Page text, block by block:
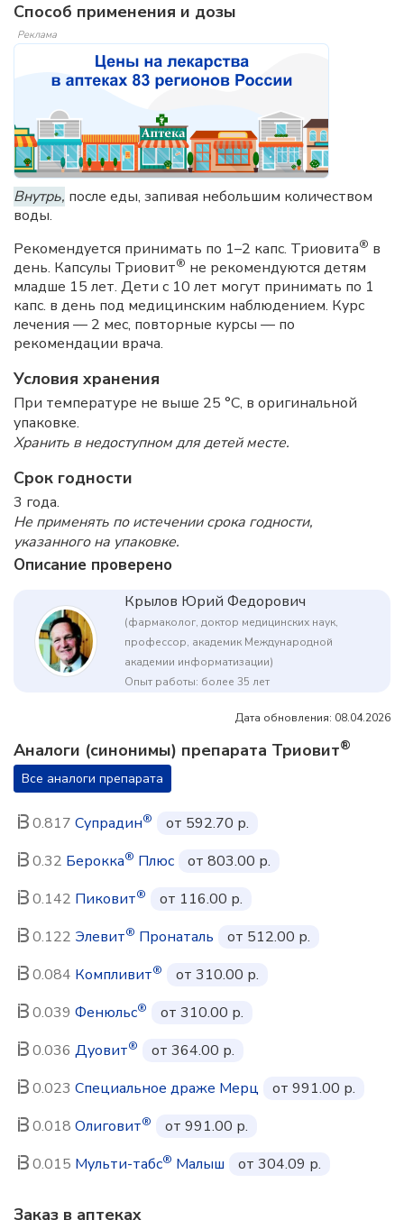
Способ применения и дозы
Реклама
Внутрь, после еды, запивая небольшим количеством
воды.
Рекомендуется принимать по 1–2 капс. Триовита® в
день. Капсулы Триовит® не рекомендуются детям
младше 15 лет. Дети с 10 лет могут принимать по 1
капс. в день под медицинским наблюдением. Курс
лечения — 2 мес, повторные курсы — по
рекомендации врача.
Условия хранения
При температуре не выше 25 °C, в оригинальной
упаковке.
Хранить в недоступном для детей месте.
Срок годности
3 года.
Не применять по истечении срока годности,
указанного на упаковке.
Описание проверено
Крылов Юрий Федорович
(фармаколог, доктор медицинских наук,
профессор, академик Международной
академии информатизации)
Опыт работы: более 35 лет
Дата обновления: 08.04.2026
Аналоги (синонимы) препарата Триовит®
Все аналоги препарата
0.817 Супрадин®
от 592.70 р.
0.32 Берокка® Плюс
от 803.00 р.
0.142 Пиковит®
от 116.00 р.
0.122 Элевит® Пронаталь
от 512.00 р.
0.084 Компливит®
от 310.00 р.
0.039 Фенюльс®
от 310.00 р.
0.036 Дуовит®
от 364.00 р.
0.023 Специальное драже Мерц
от 991.00 р.
0.018 Олиговит®
от 991.00 р.
0.015 Мульти-табс® Малыш от 304.09 р.
Заказ в аптеках